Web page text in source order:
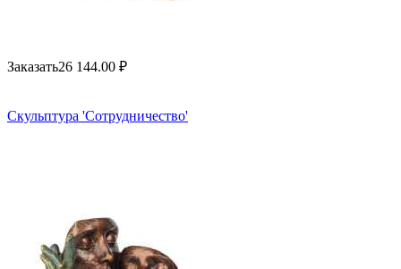
Заказать26 144.00 ₽
Скульптура 'Сотрудничество'